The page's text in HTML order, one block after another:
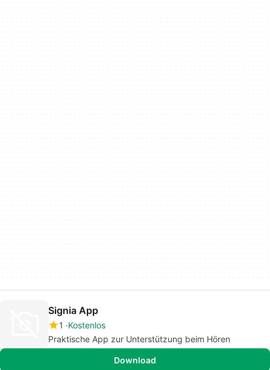
Signia App
1
Kostenlos
Praktische App zur Unterstützung beim Hören
Download